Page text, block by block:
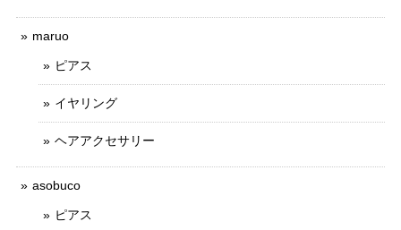
maruo
ピアス
イヤリング
ヘアアクセサリー
asobuco
ピアス